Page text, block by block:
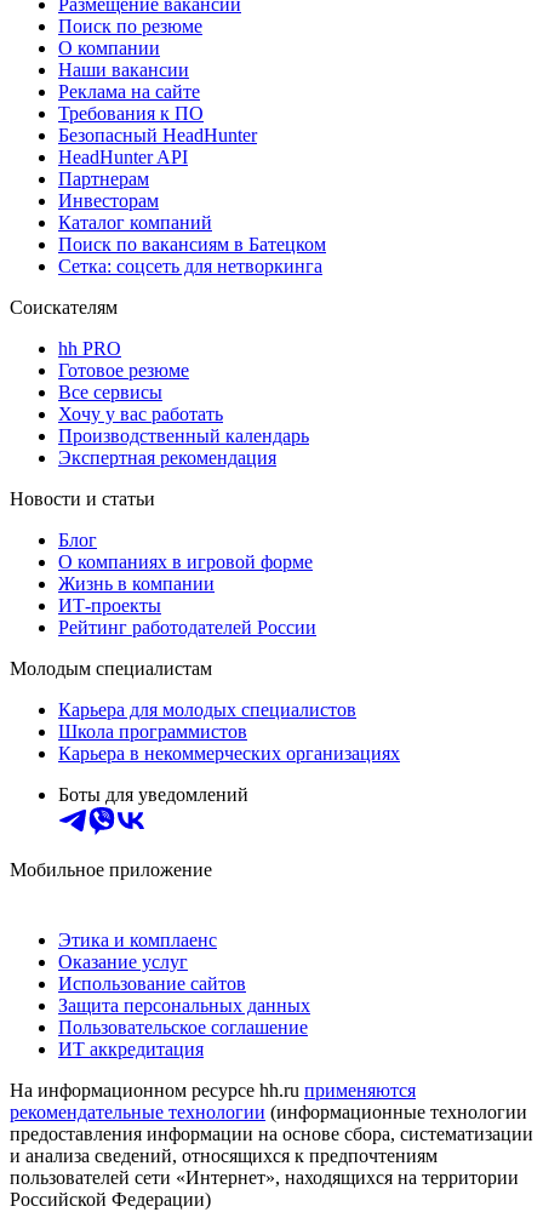
Размещение вакансий
Поиск по резюме
О компании
Наши вакансии
Реклама на сайте
Требования к ПО
Безопасный HeadHunter
HeadHunter API
Партнерам
Инвесторам
Каталог компаний
Поиск по вакансиям в Батецком
Сетка: соцсеть для нетворкинга
Соискателям
hh PRO
Готовое резюме
Все сервисы
Хочу у вас работать
Производственный календарь
Экспертная рекомендация
Новости и статьи
Блог
О компаниях в игровой форме
Жизнь в компании
ИТ-проекты
Рейтинг работодателей России
Молодым специалистам
Карьера для молодых специалистов
Школа программистов
Карьера в некоммерческих организациях
Боты для уведомлений
Мобильное приложение
Этика и комплаенс
Оказание услуг
Использование сайтов
Защита персональных данных
Пользовательское соглашение
ИТ аккредитация
На информационном ресурсе hh.ru применяются
рекомендательные технологии (информационные технологии
предоставления информации на основе сбора, систематизации
и анализа сведений, относящихся к предпочтениям
пользователей сети «Интернет», находящихся на территории
Российской Федерации)